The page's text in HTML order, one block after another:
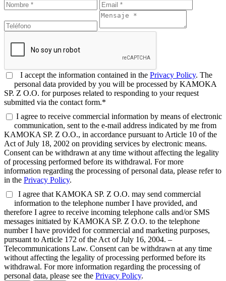
I accept the information contained in the Privacy Policy. The
personal data provided by you will be processed by KAMOKA
SP. Z O.O. for purposes related to responding to your request
submitted via the contact form.*
I agree to receive commercial information by means of electronic
communication, sent to the e-mail address indicated by me from
KAMOKA SP. Z O.O., in accordance pursuant to Article 10 of the
Act of July 18, 2002 on providing services by electronic means.
Consent can be withdrawn at any time without affecting the legality
of processing performed before its withdrawal. For more
information regarding the processing of personal data, please refer to
in the Privacy Policy.
I agree that KAMOKA SP. Z O.O. may send commercial
information to the telephone number I have provided, and
therefore I agree to receive incoming telephone calls and/or SMS
messages initiated by KAMOKA SP. Z O.O. to the telephone
number I have provided for commercial and marketing purposes,
pursuant to Article 172 of the Act of July 16, 2004. –
Telecommunications Law. Consent can be withdrawn at any time
without affecting the legality of processing performed before its
withdrawal. For more information regarding the processing of
personal data, please see the Privacy Policy.